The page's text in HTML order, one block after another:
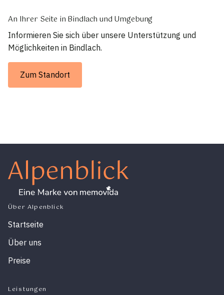
An Ihrer Seite in Bindlach und Umgebung
Informieren Sie sich über unsere Unterstützung und
Möglichkeiten in Bindlach.
Zum Standort
Über Alpenblick
Startseite
Über uns
Preise
Leistungen